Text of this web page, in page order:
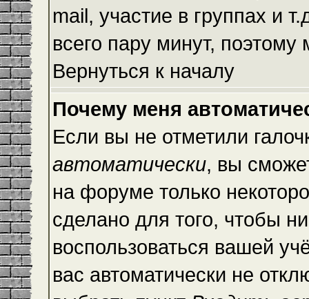
mail, участие в группах и
всего пару минут,
Вернуться к началу
Почему меня
Если вы не отметили
автоматически, вы
на форуме только
сделано для того, чтобы
воспользоваться вашей
вас автоматически не